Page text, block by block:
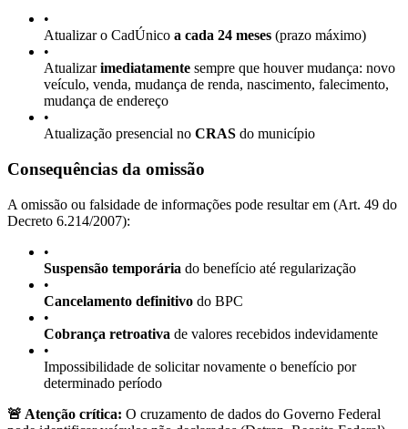
•
Atualizar o CadÚnico a cada 24 meses (prazo máximo)
•
Atualizarimediatamente sempre que houver mudança: novo
veículo, venda, mudança de renda, nascimento, falecimento,
mudança de endereço
•
Atualização presencial no CRAS do município
Consequências da omissão
A omissão ou falsidade de informações pode resultar em (Art. 49 do
Decreto 6.214/2007):
•
Suspensão temporária do benefício até regularização
•
Cancelamento definitivo do BPC
•
Cobrança retroativa de valores recebidos indevidamente
•
Impossibilidade de solicitar novamente o benefício por
determinado período
🚨 Atenção crítica: O cruzamento de dados do Governo Federal